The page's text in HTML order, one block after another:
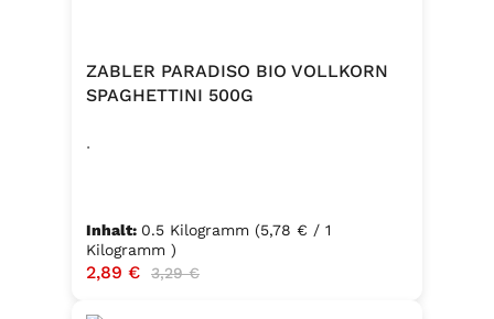
ZABLER PARADISO BIO VOLLKORN
SPAGHETTINI 500G
.
Inhalt: 0.5 Kilogramm (5,78 € / 1
Kilogramm )
Verkaufspreis:
2,89 € Regulärer Preis:
3,29 €